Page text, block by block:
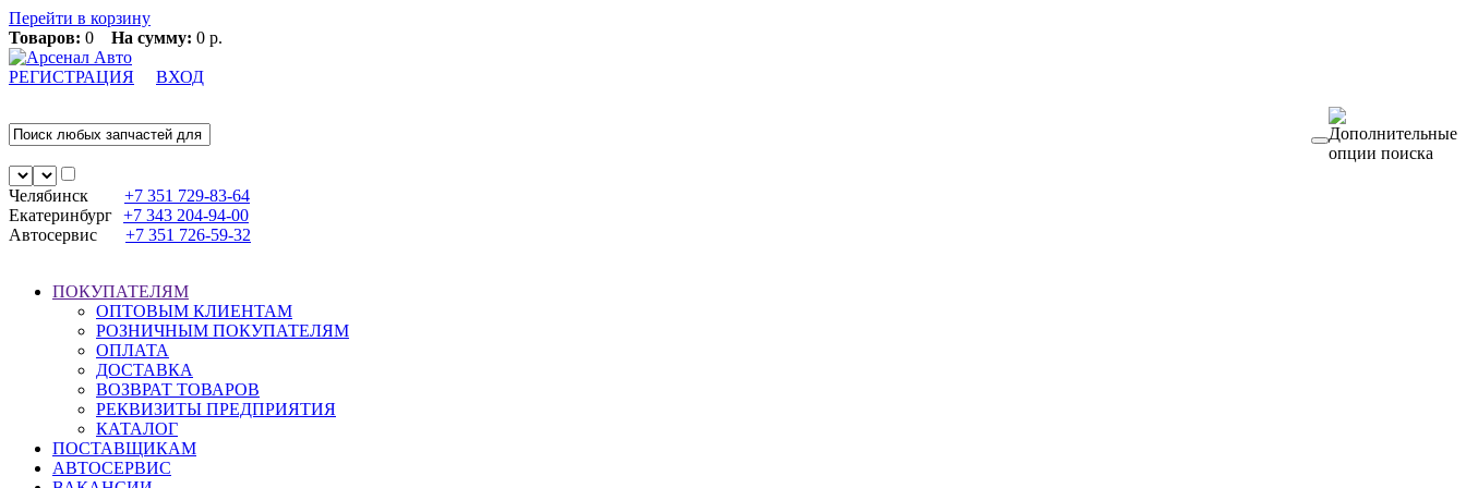
Перейти в корзину
Товаров: 0 На сумму: 0 р.
РЕГИСТРАЦИЯ ВХОД
Челябинск +7 351 729-83-64
Екатеринбург +7 343 204-94-00
Автосервис
+7 351 726-59-32
ПОКУПАТЕЛЯМ
ОПТОВЫМ КЛИЕНТАМ
РОЗНИЧНЫМ ПОКУПАТЕЛЯМ
ОПЛАТА
ДОСТАВКА
ВОЗВРАТ ТОВАРОВ
РЕКВИЗИТЫ ПРЕДПРИЯТИЯ
КАТАЛОГ
ПОСТАВЩИКАМ
АВТОСЕРВИС